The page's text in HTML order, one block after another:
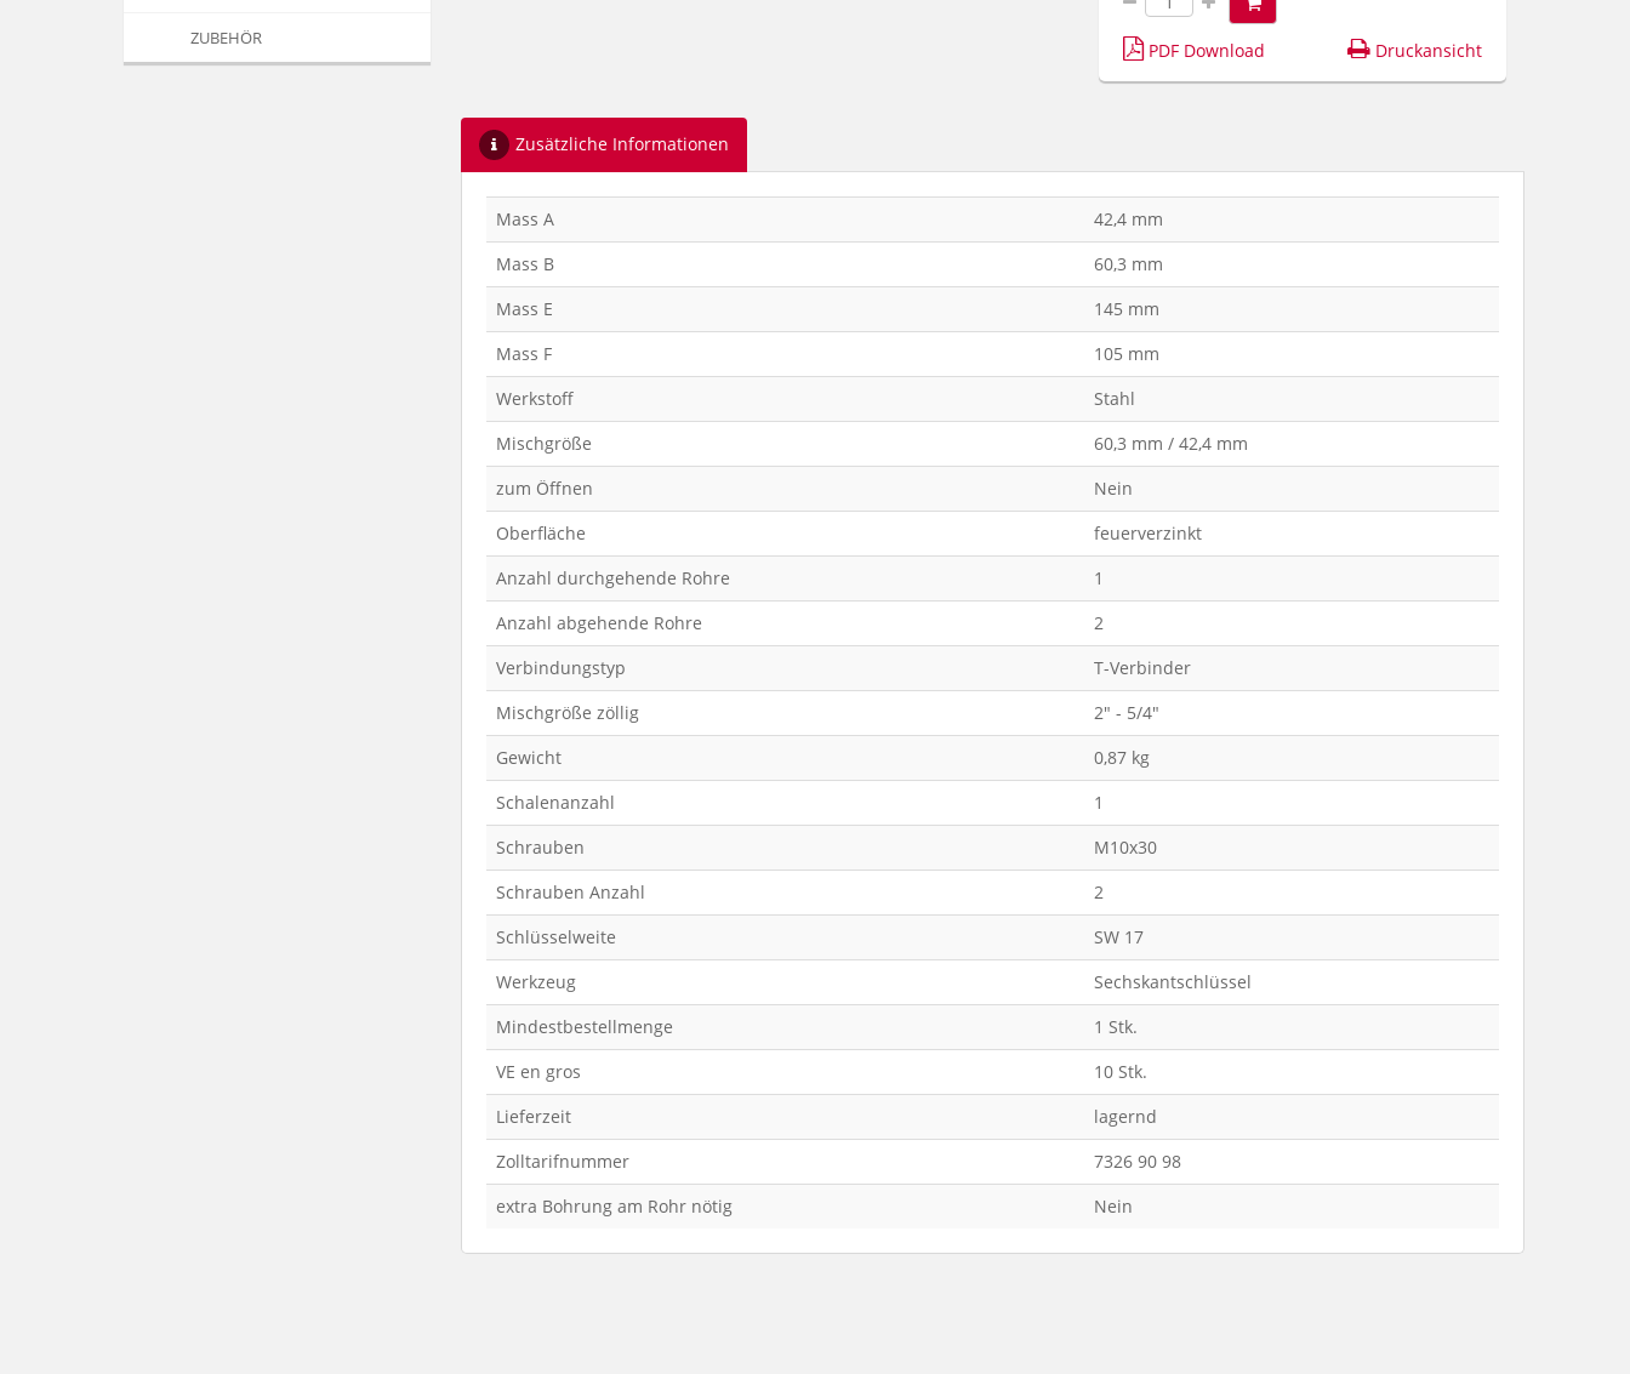
ZUBEHÖR
PDF Download Druckansicht
Zusätzliche Informationen
Mass A
42,4 mm
Mass B
60,3 mm
Mass E
145 mm
Mass F
105 mm
Werkstoff
Stahl
Mischgröße
60,3 mm / 42,4 mm
zum Öffnen
Nein
Oberfläche
feuerverzinkt
Anzahl durchgehende Rohre
1
Anzahl abgehende Rohre
2
Verbindungstyp
T-Verbinder
Mischgröße zöllig
2" - 5/4"
Gewicht
0,87 kg
Schalenanzahl
1
Schrauben
M10x30
Schrauben Anzahl
2
Schlüsselweite
SW 17
Werkzeug
Sechskantschlüssel
Mindestbestellmenge
1 Stk.
VE en gros
10 Stk.
Lieferzeit
lagernd
Zolltarifnummer
7326 90 98
extra Bohrung am Rohr nötig
Nein